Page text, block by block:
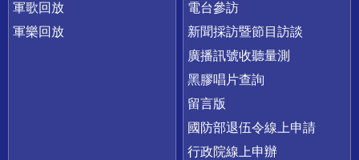
軍歌回放
軍樂回放
電台參訪
新聞採訪暨節目訪談
廣播訊號收聽量測
黑膠唱片查詢
留言版
國防部退伍令線上申請
行政院線上申辦